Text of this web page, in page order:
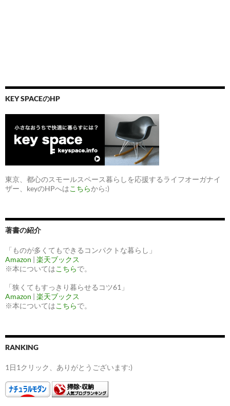
KEY SPACEのHP
東京、都心のスモールスペース暮らしを応援するライフオーガナイ
ザー、keyのHPへはこちらから:)
著書の紹介
「ものが多くてもできるコンパクトな暮らし」
Amazon | 楽天ブックス
※本についてはこちらで。
「狭くてもすっきり暮らせるコツ61」
Amazon | 楽天ブックス
※本についてはこちらで。
RANKING
1日1クリック、ありがとうございます:)